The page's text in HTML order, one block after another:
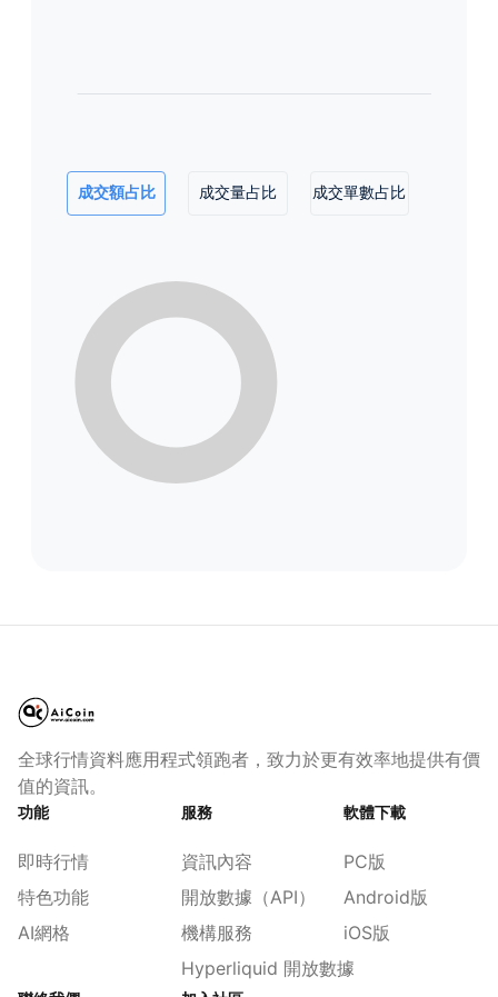
成交額占比 成交量占比 成交單數占比
全球行情資料應用程式領跑者，致力於更有效率地提供有價
值的資訊。
功能
即時行情
特色功能
AI網格
服務
資訊內容
開放數據（API）
機構服務
Hyperliquid 開放數據
軟體下載
PC版
Android版
iOS版